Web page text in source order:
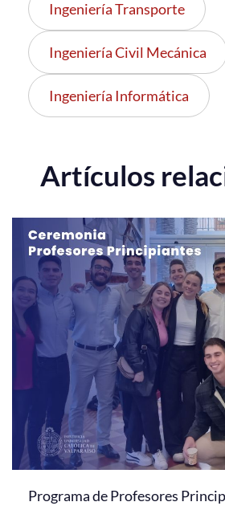
Ingeniería Transporte
Ingeniería Civil Mecánica
Ingeniería Informática
Artículos
Programa de Profesores